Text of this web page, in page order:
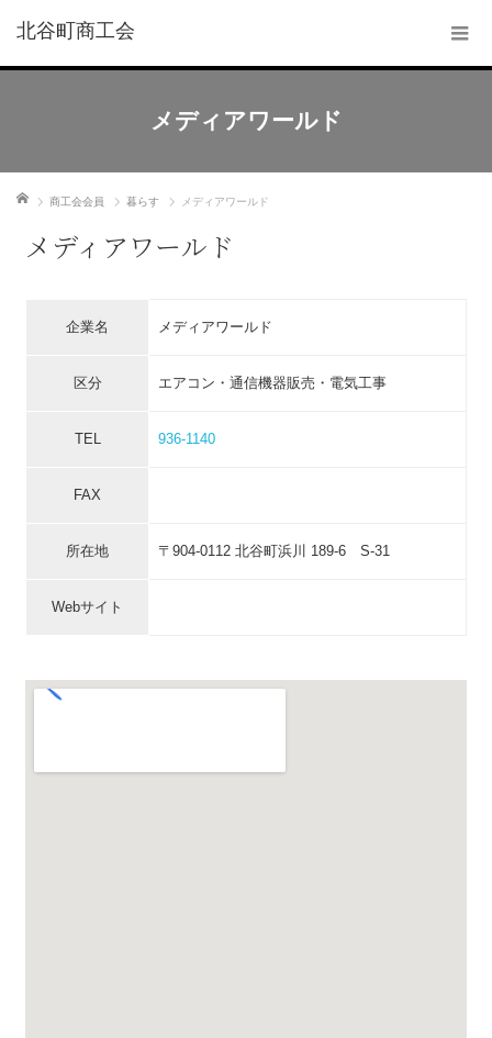
北谷町商工会
メディアワールド
ホーム 商工会会員 暮らす メディアワールド
メディアワールド
企業名 メディアワールド
区分 エアコン・通信機器販売・電気工事
TEL 936-1140
FAX
所在地 〒904-0112 北谷町浜川 189-6 S-31
Webサイト